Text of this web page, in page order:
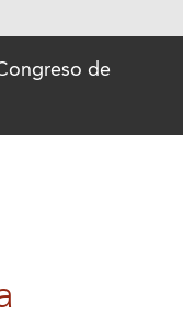
Congreso de